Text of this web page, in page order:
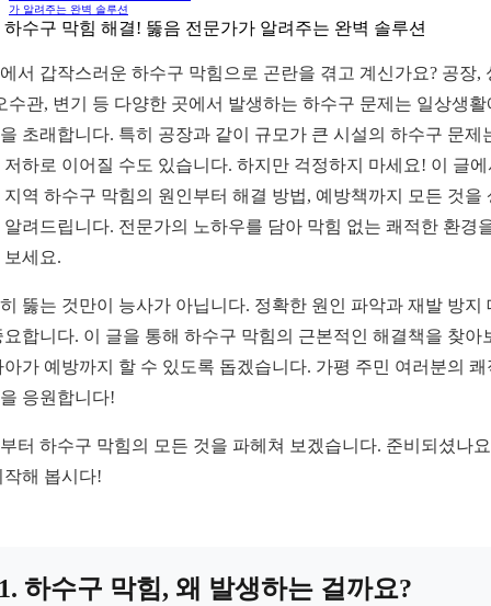
가 알려주는 완벽 솔루션
하수구 막힘 해결! 뚫음 전문가가 알려주는 완벽 솔루션
서 갑작스러운 하수구 막힘으로 곤란을 겪고 계신가요? 공장,
수관, 변기 등 다양한 곳에서 발생하는 하수구 문제는 일상생활
초래합니다. 특히 공장과 같이 규모가 큰 시설의 하수구 문제
저하로 이어질 수도 있습니다. 하지만 걱정하지 마세요! 이 글
지역 하수구 막힘의 원인부터 해결 방법, 예방책까지 모든 것을
알려드립니다. 전문가의 노하우를 담아 막힘 없는 쾌적한 환경
보세요.
뚫는 것만이 능사가 아닙니다. 정확한 원인 파악과 재발 방지
요합니다. 이 글을 통해 하수구 막힘의 근본적인 해결책을 찾아
아가 예방까지 할 수 있도록 돕겠습니다. 가평 주민 여러분의 쾌
응원합니다!
터 하수구 막힘의 모든 것을 파헤쳐 보겠습니다. 준비되셨나
작해 봅시다!
하수구 막힘, 왜 발생하는 걸까요?